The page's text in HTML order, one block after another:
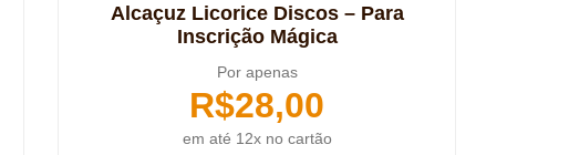
Alcaçuz Licorice Discos – Para
Inscrição Mágica
Por apenas
R$28,00
em até 12x no cartão